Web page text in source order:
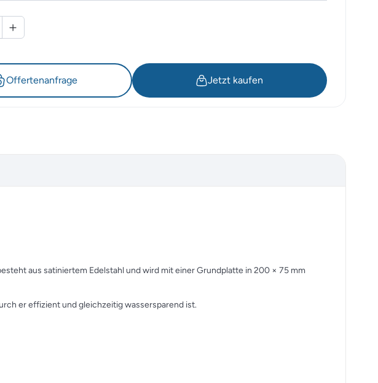
Offertenanfrage Jetzt kaufen
aus satiniertem Edelstahl und wird mit einer Grundplatte in 200 × 75 mm
er effizient und gleichzeitig wassersparend ist.